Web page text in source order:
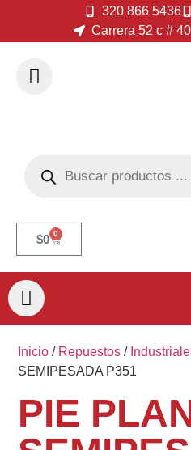
320 866 5436
Carrera 52 c #
$0 0
Inicio / Repuestos /
SEMIPESADA P351
PIE